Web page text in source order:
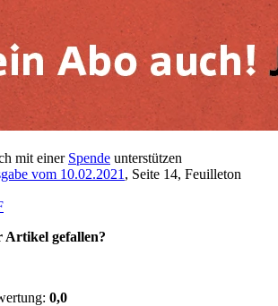
mit einer Spende unterstützen
vom 10.02.2021 , Seite 14, Feuilleton
Artikel gefallen?
0,0